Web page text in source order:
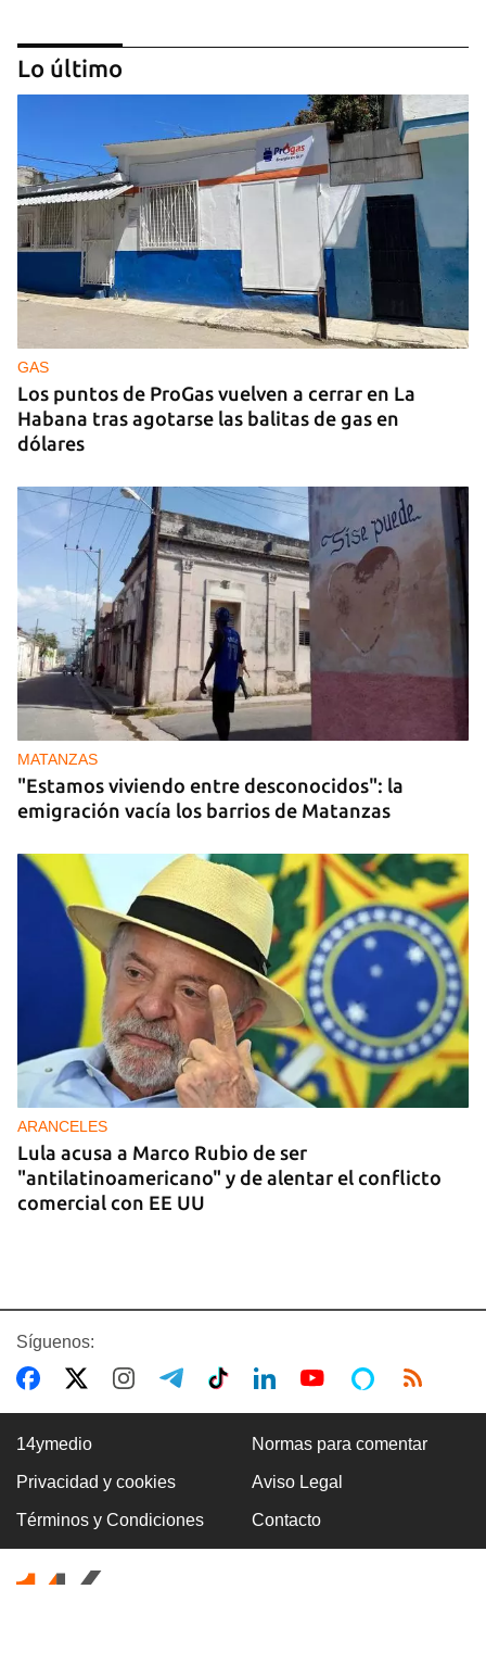
IA
China lanza una organización internacional de
gobernanza de la IA con 29 países, entre ellos
Cuba
Lo último
GAS
Los puntos de ProGas vuelven a cerrar en La
Habana tras agotarse las balitas de gas en
dólares
MATANZAS
"Estamos viviendo entre desconocidos": la
emigración vacía los barrios de Matanzas
ARANCELES
Lula acusa a Marco Rubio de ser
"antilatinoamericano" y de alentar el conflicto
comercial con EE UU
GASOLINA
En la Vía Blanca surgen puestos de venta de
gasolina en botellas de un litro
Síguenos:
14ymedio Normas para comentar
Privacidad y cookies Aviso Legal
Términos y Condiciones Contacto